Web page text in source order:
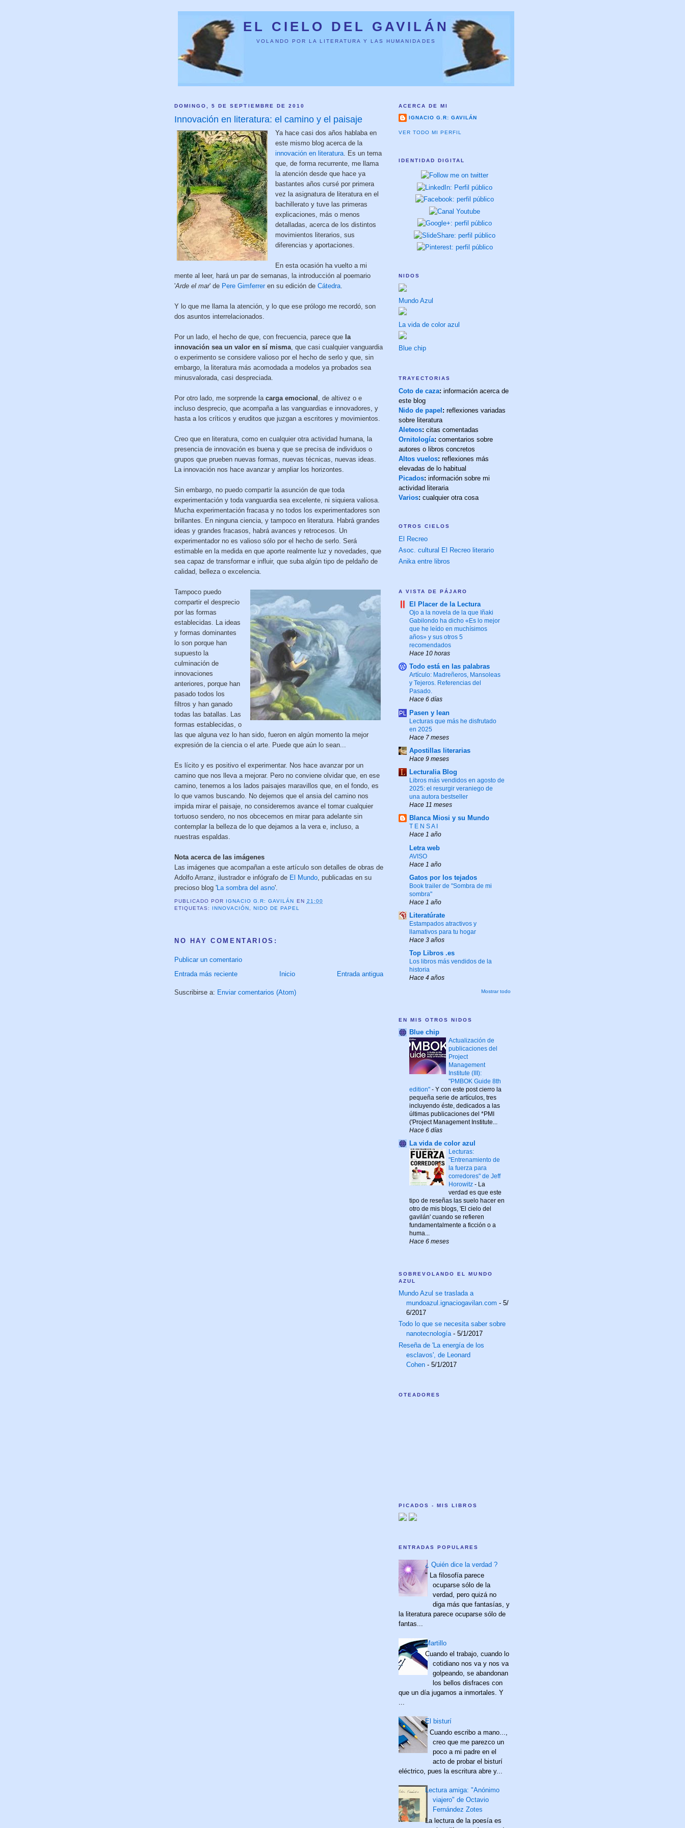
EL CIELO DEL GAVILÁN
VOLANDO POR LA LITERATURA Y LAS HUMANIDADES
DOMINGO, 5 DE SEPTIEMBRE DE 2010
Innovación en literatura: el camino y el paisaje
Ya hace casi dos años hablaba en
este mismo blog acerca de la
innovación en literatura . Es un tema
que, de forma recurrente, me llama
la atención desde que hace ya
bastantes años cursé por primera
vez la asignatura de literatura en el
bachillerato y tuve las primeras
explicaciones, más o menos
detalladas, acerca de los distintos
movimientos literarios, sus
diferencias y aportaciones.
En esta ocasión ha vuelto a mi
mente al leer, hará un par de semanas, la introducción al poemario
'Arde el mar' de Pere Gimferrer en su edición de Cátedra
Y lo que me llama la atención, y lo que ese prólogo me recordó, son
dos asuntos interrelacionados.
Por un lado, el hecho de que, con frecuencia, parece que la
innovación sea un valor en sí misma , que casi cualquier vanguardia
o experimento se considere valioso por el hecho de serlo y que, sin
embargo, la literatura más acomodada a modelos ya probados sea
minusvalorada, casi despreciada.
Por otro lado, me sorprende la carga emocional , de altivez o e
incluso desprecio, que acompaña a las vanguardias e innovadores, y
hasta a los críticos y eruditos que juzgan a escritores y movimientos.
Creo que en literatura, como en cualquier otra actividad humana, la
presencia de innovación es buena y que se precisa de individuos o
grupos que prueben nuevas formas, nuevas técnicas, nuevas ideas.
La innovación nos hace avanzar y ampliar los horizontes.
Sin embargo, no puedo compartir la asunción de que toda
experimentación y toda vanguardia sea excelente, ni siquiera valiosa.
Mucha experimentación fracasa y no todos los experimentadores son
brillantes. En ninguna ciencia, y tampoco en literatura. Habrá grandes
ideas y grandes fracasos, habrá avances y retrocesos. Un
experimentador no es valioso sólo por el hecho de serlo. Será
estimable en la medida en que aporte realmente luz y novedades, que
sea capaz de transformar e influir, que suba algún tipo de peldaño de
calidad, belleza o excelencia.
Tampoco puedo
compartir el desprecio
por las formas
establecidas. La ideas
y formas dominantes
lo son porque han
supuesto la
culminación de
innovaciones
anteriores, porque han
pasado todos los
filtros y han ganado
todas las batallas. Las
formas establecidas, o
las que alguna vez lo han sido, fueron en algún momento la mejor
expresión de la ciencia o el arte. Puede que aún lo sean...
Es lícito y es positivo el experimentar. Nos hace avanzar por un
camino que nos lleva a mejorar. Pero no conviene olvidar que, en ese
camino, tenemos a los lados paisajes maravillos que, en el fondo, es
lo que vamos buscando. No dejemos que el ansia del camino nos
impida mirar el paisaje, no consideremos avance el tomar cualquier
tortuoso sendero, no nos obcecemos en mirar para adelante sin
contemplar la belleza de lo que dejamos a la vera e, incluso, a
nuestras espaldas.
Nota acerca de las imágenes
Las imágenes que acompañan a este artículo son detalles de obras de
Adolfo Arranz, ilustrador e infógrafo de El Mundo , publicadas en su
precioso blog 'La sombra del asno'.
PUBLICADO POR IGNACIO G.R: GAVILÁN EN 21:00
ETIQUETAS:
INNOVACIÓN , NIDO DE PAPEL
NO HAY COMENTARIOS:
Publicar un comentario
Entrada más reciente
Entrada antigua
Inicio
Suscribirse a: Enviar comentarios (Atom)
ACERCA DE MI
IGNACIO G.R: GAVILÁN
VER TODO MI PERFIL
IDENTIDAD DIGITAL
NIDOS
Mundo Azul
La vida de color azul
Blue chip
TRAYECTORIAS
Coto de caza: información acerca de
este blog
Nido de papel : reflexiones variadas
sobre literatura
Aleteos: citas comentadas
Ornitología: comentarios sobre
autores o libros concretos
Altos vuelos: reflexiones más
elevadas de lo habitual
Picados: información sobre mi
actividad literaria
Varios: cualquier otra cosa
OTROS CIELOS
El Recreo
Asoc. cultural El Recreo literario
Anika entre libros
A VISTA DE PÁJARO
El Placer de la Lectura
Ojo a la novela de la que Iñaki
Gabilondo ha dicho «Es lo mejor
que he leído en muchísimos
años» y sus otros 5
recomendados
Hace 10 horas
Todo está en las palabras
Artículo: Madreñeros, Mansoleas
y Tejeros. Referencias del
Pasado.
Hace 6 días
Pasen y lean
Lecturas que más he disfrutado
en 2025
Hace 7 meses
Apostillas literarias
Hace 9 meses
Lecturalia Blog
Libros más vendidos en agosto de
2025: el resurgir veraniego de
una autora bestseller
Hace 11 meses
Blanca Miosi y su Mundo
T E N S A I
Hace 1 año
Letra web
AVISO
Hace 1 año
Gatos por los tejados
Book trailer de "Sombra de mi
sombra"
Hace 1 año
Literatúrate
Estampados atractivos y
llamativos para tu hogar
Hace 3 años
Top Libros .es
Los libros más vendidos de la
historia
Hace 4 años
Mostrar todo
EN MIS OTROS NIDOS
Blue chip
Actualización de
publicaciones del
Project
Management
Institute (III):
"PMBOK Guide 8th
edition" - Y con este post cierro la
pequeña serie de artículos, tres
incluyendo éste, dedicados a las
últimas publicaciones del *PMI
('Project Management Institute...
Hace 6 días
La vida de color azul
Lecturas:
"Entrenamiento de
la fuerza para
corredores" de Jeff
Horowitz - La
verdad es que este
tipo de reseñas las suelo hacer en
otro de mis blogs, 'El cielo del
gavilán' cuando se refieren
fundamentalmente a ficción o a
huma...
Hace 6 meses
SOBREVOLANDO EL MUNDO
AZUL
Mundo Azul se traslada a
mundoazul.ignaciogavilan.com - 5/
6/2017
Todo lo que se necesita saber sobre
nanotecnología- 5/1/2017
Reseña de 'La energía de los
esclavos', de Leonard
Cohen - 5/1/2017
OTEADORES
PICADOS - MIS LIBROS
ENTRADAS POPULARES
¿ Quién dice la verdad ?
" La filosofía parece
ocuparse sólo de la
verdad, pero quizá no
diga más que fantasías, y
la literatura parece ocuparse sólo de
fantas...
Martillo
Cuando el trabajo, cuando lo
cotidiano nos va y nos va
golpeando, se abandonan
los bellos disfraces con
que un día jugamos a inmortales. Y
...
El bisturí
" Cuando escribo a mano...,
creo que me parezco un
poco a mi padre en el
acto de probar el bisturí
eléctrico, pues la escritura abre y...
Lectura amiga: "Anónimo
viajero" de Octavio
Fernández Zotes
La lectura de la poesía es